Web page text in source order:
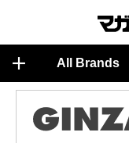
All Brands